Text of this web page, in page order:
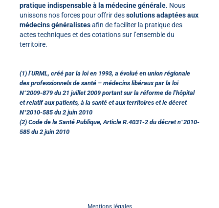
pratique indispensable à la médecine générale. Nous
unissons nos forces pour offrir dessolutions adaptées aux
médecins généralistesafin de faciliter la pratique des
actes techniques et des cotations sur l’ensemble du
territoire.
(1) l’URML, créé par la loi en 1993, a évolué en union régionale
des professionnels de santé – médecins libéraux par la loi
N°2009-879 du 21 juillet 2009 portant sur la réforme de l’hôpital
et relatif aux patients, à la santé et aux territoires et le décret
N°2010-585 du 2 juin 2010
(2) Code de la Santé Publique, Article R.4031-2 du décret n°2010-
585 du 2 juin 2010
Mentions légales